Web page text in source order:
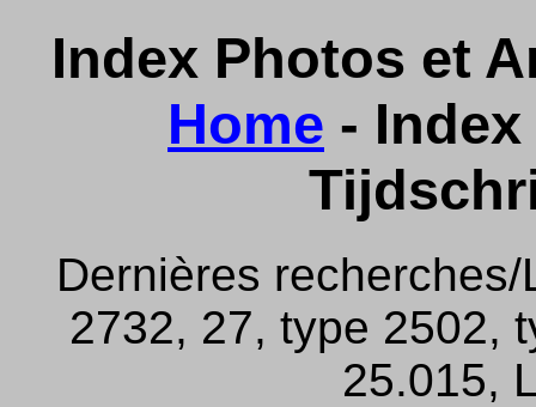
Index Photos et
Home -
Dernières
2732, 27, type 2502,
25.015,